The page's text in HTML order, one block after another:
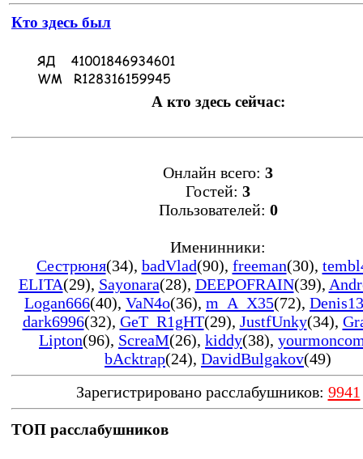
Кто здесь был
А кто здесь сейчас:
Онлайн всего: 3
Гостей: 3
Пользователей: 0
Именинники:
Сестрюня(34), badVlad(90), freeman(30),
ELITA(29), Sayonara(28), DEEPOFRAIN(39),
Logan666(40), VaN4o(36), m_A_X35(72),
dark6996(32), GeT_R1gHT(29), JustfUnky(34),
Lipton(96), ScreaM(26), kiddy(38),
bAcktrap(24), DavidBulgakov(49)
Зарегистрировано расслабушников: 9941
ТОП расслабушников